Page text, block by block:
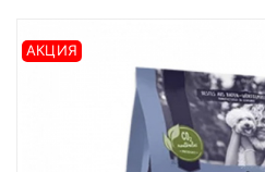
АКЦИЯ